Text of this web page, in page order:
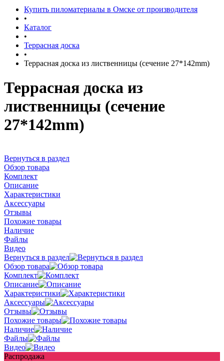
Купить пиломатериалы в Омске от производителя
•
Каталог
•
Террасная доска
•
Террасная доска из лиственницы (сечение 27*142mm)
Террасная доска из
лиственницы (сечение
27*142mm)
Вернуться в раздел
Обзор товара
Комплект
Описание
Характеристики
Аксессуары
Отзывы
Похожие товары
Наличие
Файлы
Видео
Вернуться в раздел
Обзор товара
Комплект
Описание
Характеристики
Аксессуары
Отзывы
Похожие товары
Наличие
Файлы
Видео
Распродажа